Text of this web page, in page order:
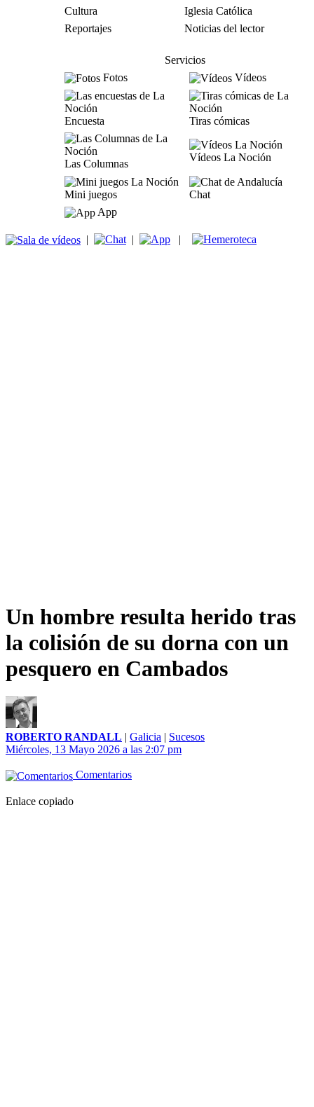
Cultura
Iglesia Católica
Reportajes
Noticias del lector
Servicios
Fotos
Vídeos
Encuesta Tiras cómicas
Las Columnas
Vídeos La Noción
Mini juegos
Chat
App
| | |
​Un hombre resulta herido tras
la colisión de su dorna con un
pesquero en Cambados
ROBERTO RANDALL | Galicia | Sucesos
Miércoles, 13 Mayo 2026 a las 2:07 pm
Comentarios
Enlace copiado